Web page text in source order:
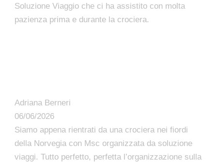
Soluzione Viaggio che ci ha assistito con molta
pazienza prima e durante la crociera.
Adriana Berneri
06/06/2026
Siamo appena rientrati da una crociera nei fiordi
della Norvegia con Msc organizzata da soluzione
viaggi. Tutto perfetto, perfetta l’organizzazione sulla